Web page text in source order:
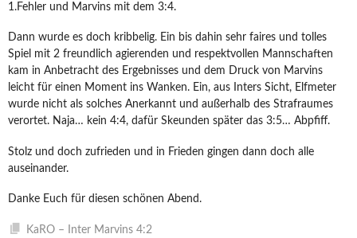
1.Fehler und Marvins mit dem 3:4.
Dann wurde es doch kribbelig. Ein bis dahin sehr faires und tolles
Spiel mit 2 freundlich agierenden und respektvollen Mannschaften
kam in Anbetracht des Ergebnisses und dem Druck von Marvins
leicht für einen Moment ins Wanken. Ein, aus Inters Sicht, Elfmeter
wurde nicht als solches Anerkannt und außerhalb des Strafraumes
verortet. Naja… kein 4:4, dafür Skeunden später das 3:5… Abpfiff.
Stolz und doch zufrieden und in Frieden gingen dann doch alle
auseinander.
Danke Euch für diesen schönen Abend.
KaRO – Inter Marvins 4:2